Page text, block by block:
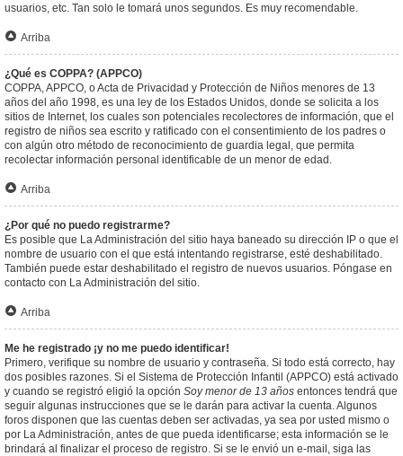
usuarios, etc. Tan solo le tomará unos segundos. Es muy recomendable.
Arriba
¿Qué es COPPA? (APPCO)
COPPA, APPCO, o Acta de Privacidad y Protección de Niños menores de 13
años del año 1998, es una ley de los Estados Unidos, donde se solicita a los
sitios de Internet, los cuales son potenciales recolectores de información, que el
registro de niños sea escrito y ratificado con el consentimiento de los padres o
con algún otro método de reconocimiento de guardia legal, que permita
recolectar información personal identificable de un menor de edad.
Arriba
¿Por qué no puedo registrarme?
Es posible que La Administración del sitio haya baneado su dirección IP o que el
nombre de usuario con el que está intentando registrarse, esté deshabilitado.
También puede estar deshabilitado el registro de nuevos usuarios. Póngase en
contacto con La Administración del sitio.
Arriba
Me he registrado ¡y no me puedo identificar!
Primero, verifique su nombre de usuario y contraseña. Si todo está correcto, hay
dos posibles razones. Si el Sistema de Protección Infantil (APPCO) está activado
y cuando se registró eligió la opción Soy menor de 13 años entonces tendrá que
seguir algunas instrucciones que se le darán para activar la cuenta. Algunos
foros disponen que las cuentas deben ser activadas, ya sea por usted mismo o
por La Administración, antes de que pueda identificarse; esta información se le
brindará al finalizar el proceso de registro. Si se le envió un e-mail, siga las